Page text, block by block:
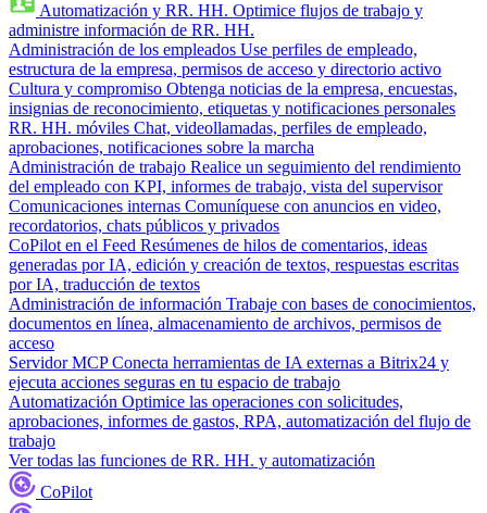
Automatización y RR. HH. Optimice flujos de trabajo y
administre información de RR. HH.
Administración de los empleados Use perfiles de empleado,
estructura de la empresa, permisos de acceso y directorio activo
Cultura y compromiso Obtenga noticias de la empresa, encuestas,
insignias de reconocimiento, etiquetas y notificaciones personales
RR. HH. móviles Chat, videollamadas, perfiles de empleado,
aprobaciones, notificaciones sobre la marcha
Administración de trabajo Realice un seguimiento del rendimiento
del empleado con KPI, informes de trabajo, vista del supervisor
Comunicaciones internas Comuníquese con anuncios en video,
recordatorios, chats públicos y privados
CoPilot en el Feed Resúmenes de hilos de comentarios, ideas
generadas por IA, edición y creación de textos, respuestas escritas
por IA, traducción de textos
Administración de información Trabaje con bases de conocimientos,
documentos en línea, almacenamiento de archivos, permisos de
acceso
Servidor MCP Conecta herramientas de IA externas a Bitrix24 y
ejecuta acciones seguras en tu espacio de trabajo
Automatización Optimice las operaciones con solicitudes,
aprobaciones, informes de gastos, RPA, automatización del flujo de
trabajo
Ver todas las funciones de RR. HH. y automatización
CoPilot